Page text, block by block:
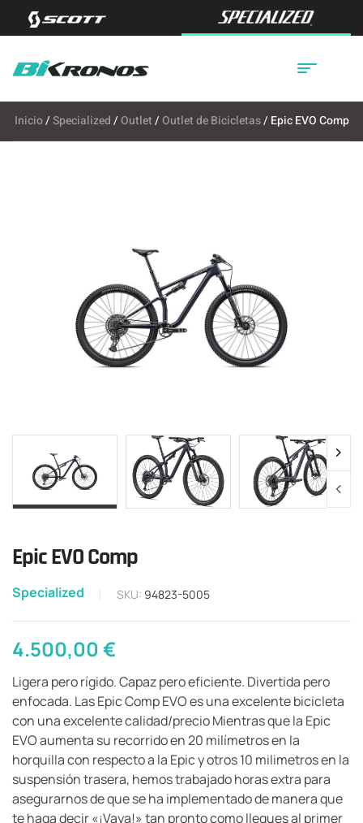
Inicio/Specialized/ Outlet/ Outlet de Bicicletas/ Epic EVO Comp
Epic EVO Comp
Specialized SKU: 94823-5005
4.500,00€
Ligera pero rígido. Capaz pero eficiente. Divertida pero
enfocada. Las Epic Comp EVO es una excelente bicicleta
con una excelente calidad/precio Mientras que la Epic
EVO aumenta su recorrido en 20 milímetros en la
horquilla con respecto a la Epic y otros 10 milimetros en la
suspensión trasera, hemos trabajado horas extra para
asegurarnos de que se ha implementado de manera que
te haga decir «¡Vaya!» tan pronto como llegues al primer